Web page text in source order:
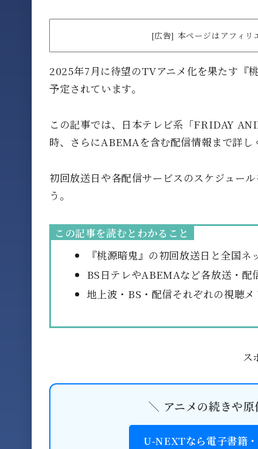
[広告] 本ページはアフィリ
2025年7月に待望のTVアニメ化を果たす『
予定されています。
この記事では、日本テレビ系「FRIDAY
時、さらにABEMAを含む配信情報まで詳し
初回放送日や各配信サービスのスケジュー
う。
この記事を読むとわかること
『桃源暗鬼』の初回放送日と全国ネ
BS日テレやABEMAなど各放送・配
地上波・BS・配信それぞれの視聴メ
ス
＼ アニメの続きや
U-NEXTなら電子書籍